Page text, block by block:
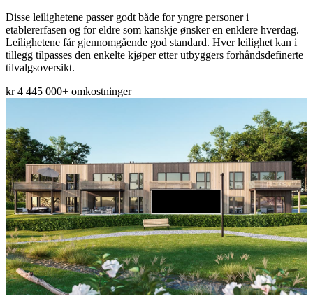
Disse leilighetene passer godt både for yngre personer i
etablererfasen og for eldre som kanskje ønsker en enklere hverdag.
Leilighetene får gjennomgående god standard. Hver leilighet kan i
tillegg tilpasses den enkelte kjøper etter utbyggers forhåndsdefinerte
tilvalgsoversikt.
kr 4 445 000+ omkostninger